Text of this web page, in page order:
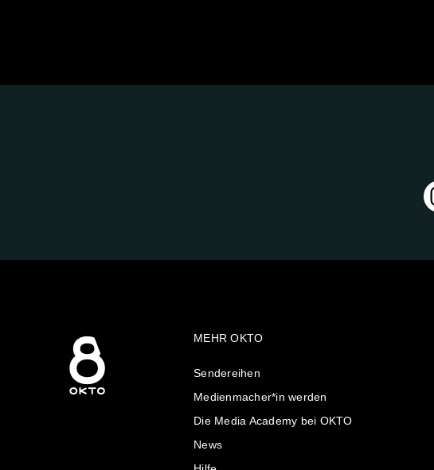
MEHR OKTO
Sendereihen
Medienmacher*in werden
Die Media Academy bei OKTO
News